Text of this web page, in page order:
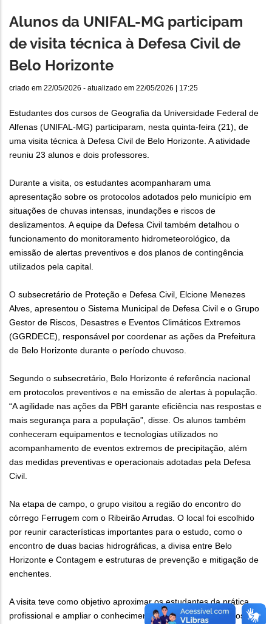
Alunos da UNIFAL-MG participam
de visita técnica à Defesa Civil de
Belo Horizonte
criado em 22/05/2026 - atualizado em 22/05/2026 | 17:25
Estudantes dos cursos de Geografia da Universidade Federal de
Alfenas (UNIFAL-MG) participaram, nesta quinta-feira (21), de
uma visita técnica à Defesa Civil de Belo Horizonte. A atividade
reuniu 23 alunos e dois professores.
Durante a visita, os estudantes acompanharam uma
apresentação sobre os protocolos adotados pelo município em
situações de chuvas intensas, inundações e riscos de
deslizamentos. A equipe da Defesa Civil também detalhou o
funcionamento do monitoramento hidrometeorológico, da
emissão de alertas preventivos e dos planos de contingência
utilizados pela capital.
O subsecretário de Proteção e Defesa Civil, Elcione Menezes
Alves, apresentou o Sistema Municipal de Defesa Civil e o Grupo
Gestor de Riscos, Desastres e Eventos Climáticos Extremos
(GGRDECE), responsável por coordenar as ações da Prefeitura
de Belo Horizonte durante o período chuvoso.
Segundo o subsecretário, Belo Horizonte é referência nacional
em protocolos preventivos e na emissão de alertas à população.
“A agilidade nas ações da PBH garante eficiência nas respostas e
mais segurança para a população”, disse. Os alunos também
conheceram equipamentos e tecnologias utilizados no
acompanhamento de eventos extremos de precipitação, além
das medidas preventivas e operacionais adotadas pela Defesa
Civil.
Na etapa de campo, o grupo visitou a região do encontro do
córrego Ferrugem com o Ribeirão Arrudas. O local foi escolhido
por reunir características importantes para o estudo, como o
encontro de duas bacias hidrográficas, a divisa entre Belo
Horizonte e Contagem e estruturas de prevenção e mitigação de
enchentes.
A visita teve como objetivo aproximar os estudantes da prática
profissional e ampliar o conhecimento sobre gestão de riscos,